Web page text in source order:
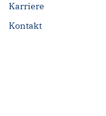
Karriere
Kontakt